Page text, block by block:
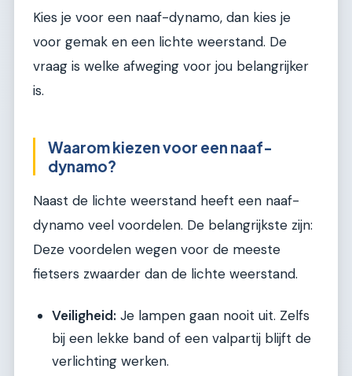
Kies je voor een naaf-dynamo, dan kies je
voor gemak en een lichte weerstand. De
vraag is welke afweging voor jou belangrijker
is.
Waarom kiezen voor een naaf-
dynamo?
Naast de lichte weerstand heeft een naaf-
dynamo veel voordelen. De belangrijkste zijn:
Deze voordelen wegen voor de meeste
fietsers zwaarder dan de lichte weerstand.
Veiligheid: Je lampen gaan nooit uit. Zelfs
bij een lekke band of een valpartij blijft de
verlichting werken.